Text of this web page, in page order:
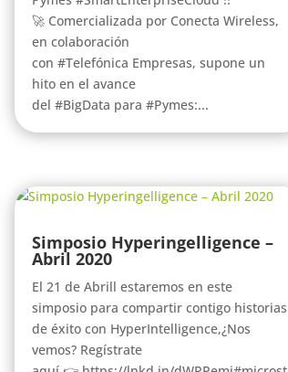
🚀 Comercializada por Conecta Wireless,
en colaboración
con #Telefónica Empresas, supone un
hito en el avance
del #BigData para #Pymes:...
Simposio Hyperingelligence –
Abril 2020
El 21 de Abrill estaremos en este
simposio para compartir contigo historias
de éxito con HyperIntelligence,¿Nos
vemos? Regístrate